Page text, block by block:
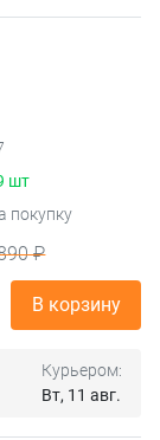
шт
покупку
₽
В корзину
Курьером:
Вт, 11 авг.